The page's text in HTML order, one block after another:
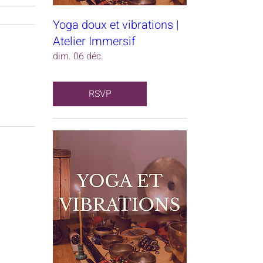
Yoga doux et vibrations |
Atelier Immersif
dim. 06 déc.
RSVP